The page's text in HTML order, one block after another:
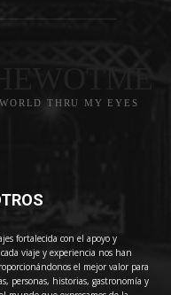
THRU MY EYES
fortalecida con el apoyo y
viaje y experiencia nos han
el mejor valor para
personas, historias, gastronomía y